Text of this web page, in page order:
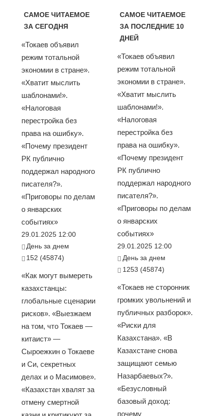
САМОЕ ЧИТАЕМОЕ
ЗА СЕГОДНЯ
«Токаев объявил
режим тотальной
экономии в стране».
«Хватит мыслить
шаблонами!».
«Налоговая
перестройка без
права на ошибку».
«Почему президент
РК публично
поддержал народного
писателя?».
«Приговоры по делам
о январских
событиях»
29.01.2025 12:00
День за днем
152 (45874)
«Как могут вымереть
казахстанцы:
глобальные сценарии
рисков». «Выезжаем
на том, что Токаев —
китаист» —
Сыроежкин о Токаеве
и Си, секретных
делах и о Масимове».
«Казахстан хвалят за
отмену смертной
САМОЕ ЧИТАЕМОЕ
ЗА ПОСЛЕДНИЕ 10
ДНЕЙ
«Токаев объявил
режим тотальной
экономии в стране».
«Хватит мыслить
шаблонами!».
«Налоговая
перестройка без
права на ошибку».
«Почему президент
РК публично
поддержал народного
писателя?».
«Приговоры по делам
о январских
событиях»
29.01.2025 12:00
День за днем
1253 (45874)
«Токаев не сторонник
громких увольнений и
публичных разборок».
«Риски для
Казахстана». «В
Казахстане снова
защищают семью
Назарбаевых?».
«Безусловный
базовый доход:
почему